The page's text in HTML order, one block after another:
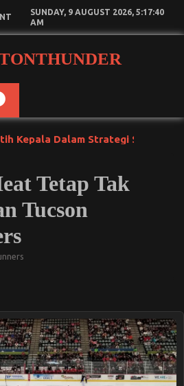
SUNDAY, 9 AUGUST 2026, 5:17:40
AM
Kepala Dalam Strategi Stockton
Tetap Tak
Tucson